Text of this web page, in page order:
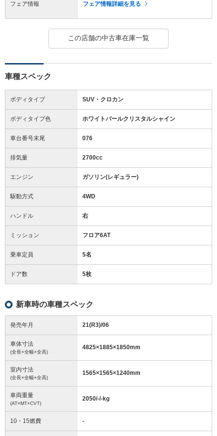
フェア情報 フェア情報詳細を見る
この店舗の中古車在庫一覧
車種スペック
ボディタイプ SUV・クロカン
ボディタイプ色 ホワイトパールクリスタルシャイン
車台番号末尾 076
排気量 2700cc
エンジン ガソリン(レギュラー)
駆動方式 4WD
ハンドル 右
ミッション フロア6AT
乗車定員 5名
ドア数 5枚
新車時の車種スペック
発売年月 21(R3)/06
車体寸法
(全長×全幅×全高)
4825×1885×1850mm
室内寸法
(全長×全幅×全高)
1565×1565×1240mm
車両重量
(AT×MT×CVT)
2050/-/-kg
10・15燃費 -